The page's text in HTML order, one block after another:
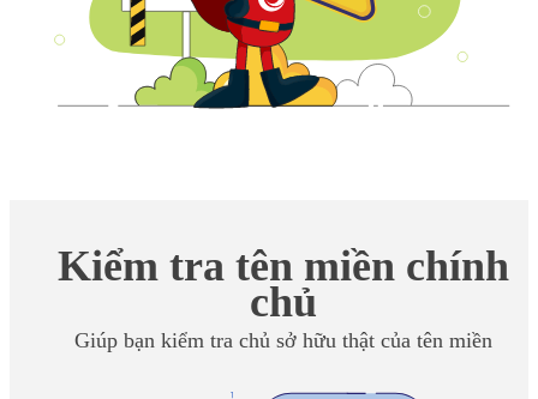
Kiểm tra tên miền chính
chủ
Giúp bạn kiểm tra chủ sở hữu thật của tên miền